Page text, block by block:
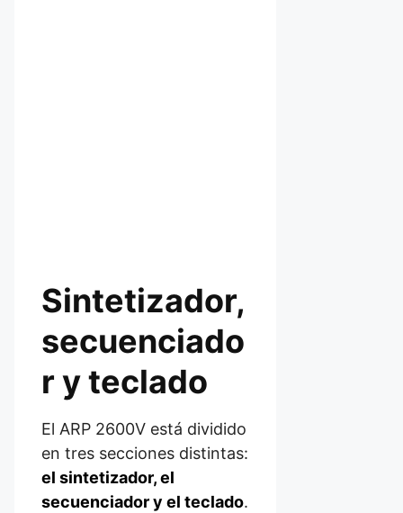
Sintetizador,
secuenciado
r y teclado
El ARP 2600V está dividido
en tres secciones distintas:
el sintetizador, el
secuenciador y el teclado.